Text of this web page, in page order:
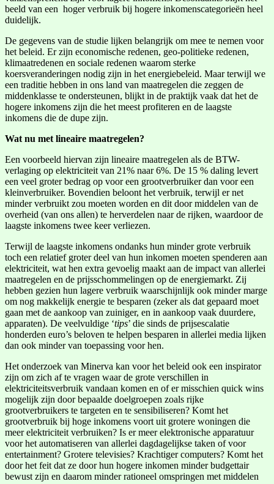
beeld van een hoger verbruik bij hogere inkomenscategorieën heel
duidelijk.
De gegevens van de studie lijken belangrijk om mee te nemen voor
het beleid. Er zijn economische redenen, geo-politieke redenen,
klimaatredenen en sociale redenen waarom sterke
koersveranderingen nodig zijn in het energiebeleid. Maar terwijl we
een traditie hebben in ons land van maatregelen die zeggen de
middenklasse te ondersteunen, blijkt in de praktijk vaak dat het de
hogere inkomens zijn die het meest profiteren en de laagste
inkomens die de dupe zijn.
Wat nu met lineaire maatregelen?
Een voorbeeld hiervan zijn lineaire maatregelen als de BTW-
verlaging op elektriciteit van 21% naar 6%. De 15 % daling levert
een veel groter bedrag op voor een grootverbruiker dan voor een
kleinverbruiker. Bovendien beloont het verbruik, terwijl er net
minder verbruikt zou moeten worden en dit door middelen van de
overheid (van ons allen) te herverdelen naar de rijken, waardoor de
laagste inkomens twee keer verliezen.
Terwijl de laagste inkomens ondanks hun minder grote verbruik
toch een relatief groter deel van hun inkomen moeten spenderen aan
elektriciteit, wat hen extra gevoelig maakt aan de impact van allerlei
maatregelen en de prijsschommelingen op de energiemarkt. Zij
hebben gezien hun lagere verbruik waarschijnlijk ook minder marge
om nog makkelijk energie te besparen (zeker als dat gepaard moet
gaan met de aankoop van zuiniger, en in aankoop vaak duurdere,
apparaten). De veelvuldige ‘tips’ die sinds de prijsescalatie
honderden euro’s beloven te helpen besparen in allerlei media lijken
dan ook minder van toepassing voor hen.
Het onderzoek van Minerva kan voor het beleid ook een inspirator
zijn om zich af te vragen waar de grote verschillen in
elektriciteitsverbruik vandaan komen en of er misschien quick wins
mogelijk zijn door bepaalde doelgroepen zoals rijke
grootverbruikers te targeten en te sensibiliseren? Komt het
grootverbruik bij hoge inkomens voort uit grotere woningen die
meer elektriciteit verbruiken? Is er meer elektronische apparatuur
voor het automatiseren van allerlei dagdagelijkse taken of voor
entertainment? Grotere televisies? Krachtiger computers? Komt het
door het feit dat ze door hun hogere inkomen minder budgettair
bewust zijn en daarom minder rationeel omspringen met middelen